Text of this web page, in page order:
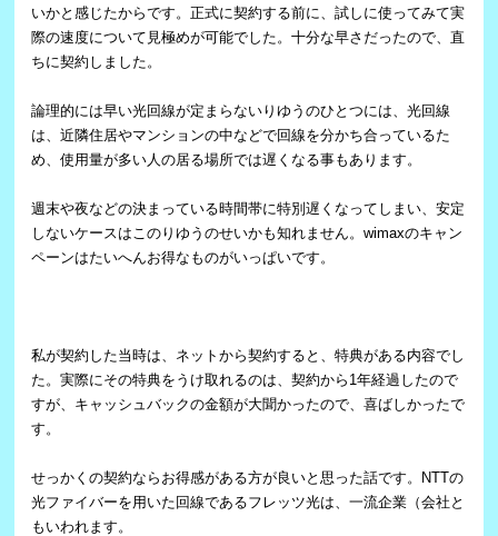
いかと感じたからです。正式に契約する前に、試しに使ってみて実
際の速度について見極めが可能でした。十分な早さだったので、直
ちに契約しました。
論理的には早い光回線が定まらないりゆうのひとつには、光回線
は、近隣住居やマンションの中などで回線を分かち合っているた
め、使用量が多い人の居る場所では遅くなる事もあります。
週末や夜などの決まっている時間帯に特別遅くなってしまい、安定
しないケースはこのりゆうのせいかも知れません。wimaxのキャン
ペーンはたいへんお得なものがいっぱいです。
私が契約した当時は、ネットから契約すると、特典がある内容でし
た。実際にその特典をうけ取れるのは、契約から1年経過したので
すが、キャッシュバックの金額が大聞かったので、喜ばしかったで
す。
せっかくの契約ならお得感がある方が良いと思った話です。NTTの
光ファイバーを用いた回線であるフレッツ光は、一流企業（会社と
もいわれます。